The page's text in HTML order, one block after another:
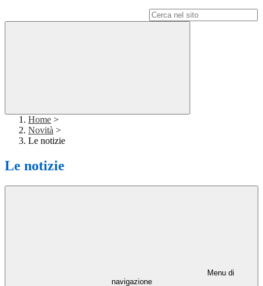
Home >
Novità >
Le notizie
Le notizie
Menu di
navigazione